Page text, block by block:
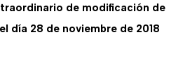
de modificación de
día 28 de noviembre de 2018